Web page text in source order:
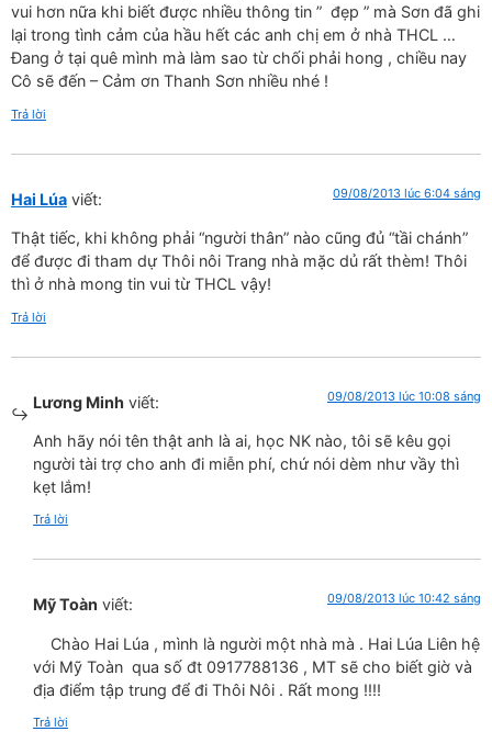
vui hơn nữa khi biết được nhiều thông tin ” đẹp ” mà Sơn đã ghi
lại trong tình cảm của hầu hết các anh chị em ở nhà THCL …
Đang ở tại quê mình mà làm sao từ chối phải hong , chiều nay
Cô sẽ đến – Cảm ơn Thanh Sơn nhiều nhé !
Trả lời
Hai Lúa viết: 09/08/2013 lúc 6:04 sáng
Thật tiếc, khi không phải “người thân” nào cũng đủ “tầi chánh”
để được đi tham dự Thôi nôi Trang nhà mặc dủ rất thèm! Thôi
thì ở nhà mong tin vui từ THCL vậy!
Trả lời
Lương Minh viết: 09/08/2013 lúc 10:08 sáng
Anh hãy nói tên thật anh là ai, học NK nào, tôi sẽ kêu gọi
người tài trợ cho anh đi miễn phí, chứ nói dèm như vầy thì
kẹt lắm!
Trả lời
Mỹ Toàn viết: 09/08/2013 lúc 10:42 sáng
Chào Hai Lúa , mình là người một nhà mà . Hai Lúa Liên hệ
với Mỹ Toàn qua số đt 0917788136 , MT sẽ cho biết giờ và
địa điểm tập trung để đi Thôi Nôi . Rất mong !!!!
Trả lời